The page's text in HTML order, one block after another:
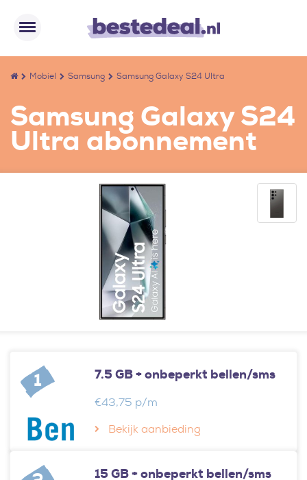
Mobiel Samsung Samsung Galaxy S24 Ultra
Samsung Galaxy S24
Ultra abonnement
1 7.5 GB + onbeperkt bellen/sms
€43,75 p/m
Bekijk aanbieding
15 GB + onbeperkt bellen/sms